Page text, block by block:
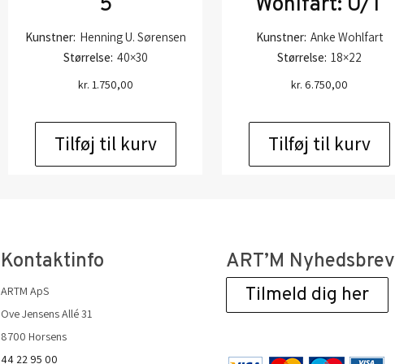
Kunstner: Henning U. Sørensen
Størrelse: 40×30
kr. 1.750,00
Tilføj til kurv
Kunstner: Anke Wohlfart
Størrelse: 18×22
kr. 6.750,00
Tilføj til kurv
Kontaktinfo
ARTM ApS
Ove Jensens Allé 31
8700 Horsens
44 22 95 00
ART’M Nyhedsbrev
Tilmeld dig her